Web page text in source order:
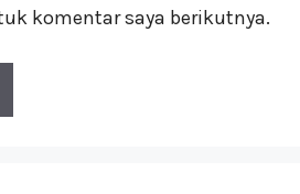
komentar saya berikutnya.